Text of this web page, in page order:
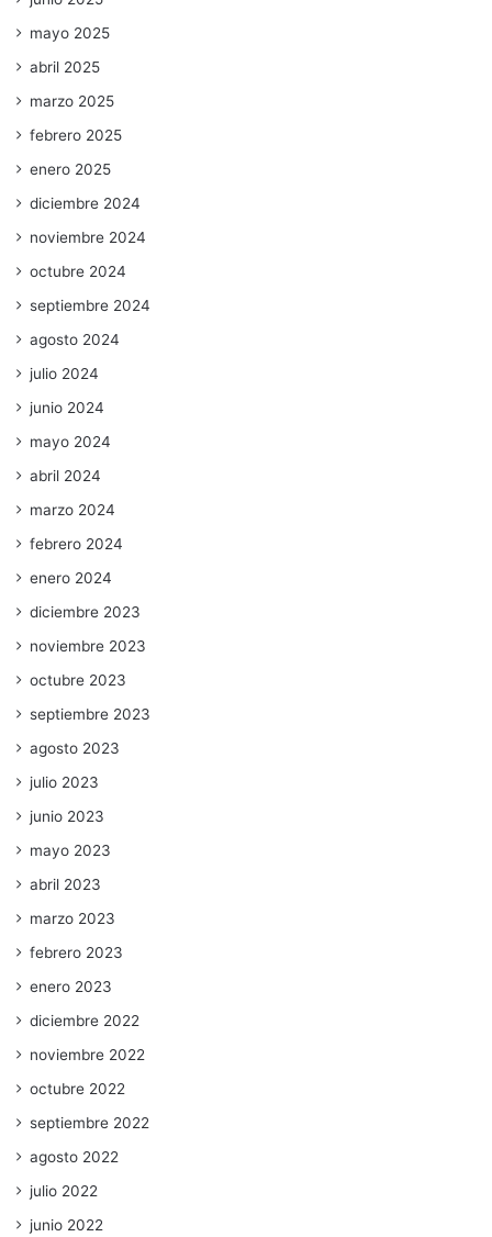
mayo 2025
abril 2025
marzo 2025
febrero 2025
enero 2025
diciembre 2024
noviembre 2024
octubre 2024
septiembre 2024
agosto 2024
julio 2024
junio 2024
mayo 2024
abril 2024
marzo 2024
febrero 2024
enero 2024
diciembre 2023
noviembre 2023
octubre 2023
septiembre 2023
agosto 2023
julio 2023
junio 2023
mayo 2023
abril 2023
marzo 2023
febrero 2023
enero 2023
diciembre 2022
noviembre 2022
octubre 2022
septiembre 2022
agosto 2022
julio 2022
junio 2022